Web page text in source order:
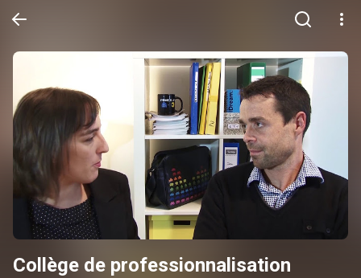
Collège de professionnalisation